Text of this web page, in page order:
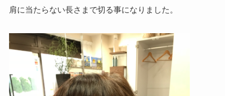
肩に当たらない長さまで切る事になりました。